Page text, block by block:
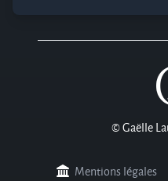
© Gaëlle
Mentions légales